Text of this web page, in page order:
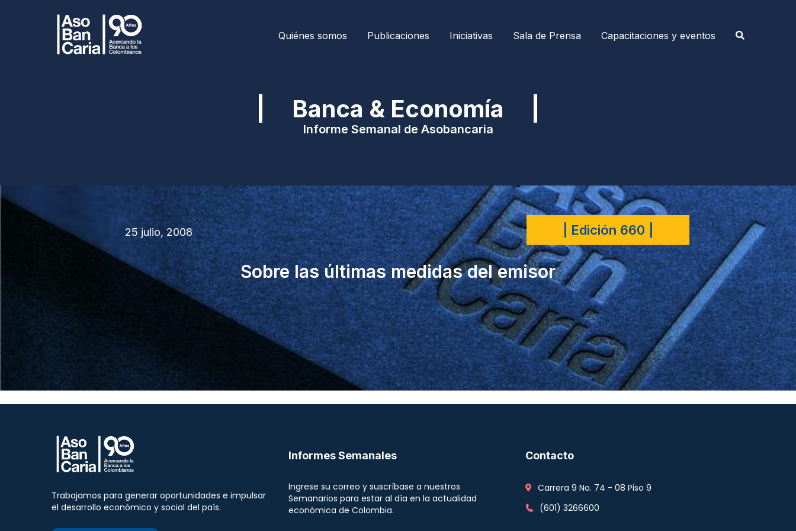
Quiénes somos Publicaciones Iniciativas Sala de Prensa Capacitaciones y eventos
| Banca & Economía |
Informe Semanal de Asobancaria
25 julio, 2008 | Edición 660 |
Sobre las últimas medidas del emisor
Trabajamos para generar oportunidades e impulsar
el desarrollo económico y social del país.
Informes Semanales
Ingrese su correo y suscríbase a nuestros
Semanarios para estar al día en la actualidad
económica de Colombia.
Contacto
Carrera 9 No. 74 - 08 Piso 9
(601) 3266600